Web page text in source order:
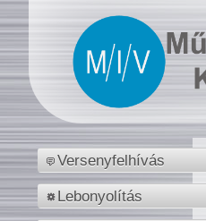
Versenyfelhívás
Lebonyolítás